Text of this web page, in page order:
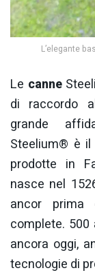
L’elegante
Le canne
di raccordo
grande
Steelium® è
prodotte in
nasce nel
ancor prima
complete.
ancora oggi,
tecnologie di